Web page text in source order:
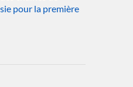
pour la première